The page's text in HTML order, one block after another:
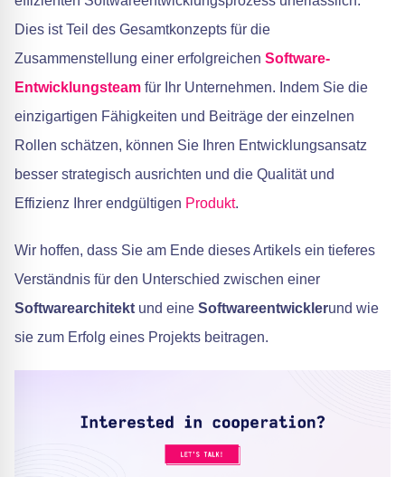
Dies ist Teil des Gesamtkonzepts für die
Zusammenstellung einer erfolgreichen Software-
Entwicklungsteam für Ihr Unternehmen. Indem Sie die
einzigartigen Fähigkeiten und Beiträge der einzelnen
Rollen schätzen, können Sie Ihren Entwicklungsansatz
besser strategisch ausrichten und die Qualität und
Effizienz Ihrer endgültigen Produkt.
Wir hoffen, dass Sie am Ende dieses Artikels ein tieferes
Verständnis für den Unterschied zwischen einer
Softwarearchitekt und eine Softwareentwicklerund wie
sie zum Erfolg eines Projekts beitragen.